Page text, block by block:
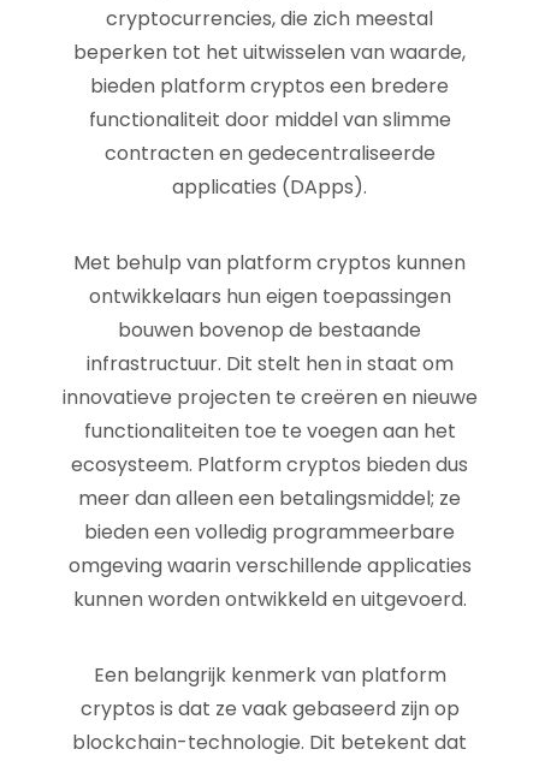
cryptocurrencies, die zich meestal
beperken tot het uitwisselen van waarde,
bieden platform cryptos een bredere
functionaliteit door middel van slimme
contracten en gedecentraliseerde
applicaties (DApps).
Met behulp van platform cryptos kunnen
ontwikkelaars hun eigen toepassingen
bouwen bovenop de bestaande
infrastructuur. Dit stelt hen in staat om
innovatieve projecten te creëren en nieuwe
functionaliteiten toe te voegen aan het
ecosysteem. Platform cryptos bieden dus
meer dan alleen een betalingsmiddel; ze
bieden een volledig programmeerbare
omgeving waarin verschillende applicaties
kunnen worden ontwikkeld en uitgevoerd.
Een belangrijk kenmerk van platform
cryptos is dat ze vaak gebaseerd zijn op
blockchain-technologie. Dit betekent dat